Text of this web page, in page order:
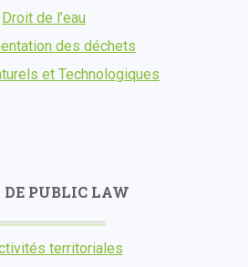
Droit de l’eau
des déchets
et Technologiques
DE PUBLIC LAW
territoriales